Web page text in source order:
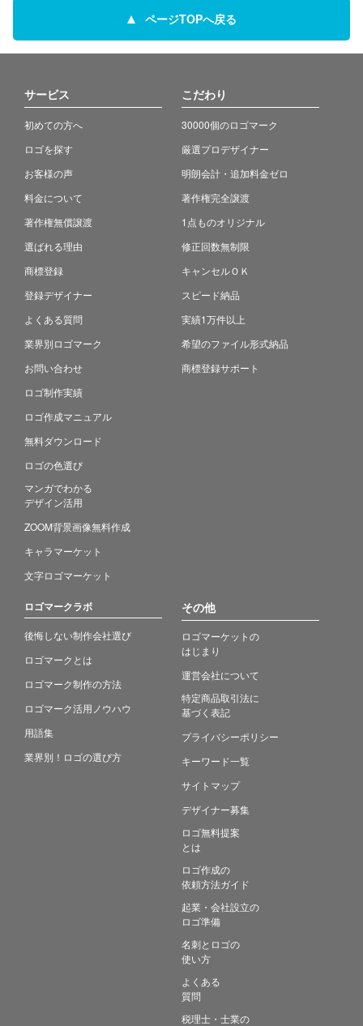
ページTOPへ戻る
サービス
初めての方へ
ロゴを探す
お客様の声
料金について
著作権無償譲渡
選ばれる理由
商標登録
登録デザイナー
よくある質問
業界別ロゴマーク
お問い合わせ
ロゴ制作実績
ロゴ作成マニュアル
無料ダウンロード
ロゴの色選び
マンガでわかる
デザイン活用
ZOOM背景画像無料作成
キャラマーケット
文字ロゴマーケット
こだわり
30000個のロゴマーク
厳選プロデザイナー
明朗会計・追加料金ゼロ
著作権完全譲渡
1点ものオリジナル
修正回数無制限
キャンセルＯＫ
スピード納品
実績1万件以上
希望のファイル形式納品
商標登録サポート
ロゴマークラボ
後悔しない制作会社選び
ロゴマークとは
ロゴマーク制作の方法
ロゴマーク活用ノウハウ
用語集
業界別！ロゴの選び方
その他
ロゴマーケットの
はじまり
運営会社について
特定商品取引法に
基づく表記
プライバシーポリシー
キーワード一覧
サイトマップ
デザイナー募集
ロゴ無料提案
とは
ロゴ作成の
依頼方法ガイド
起業・会社設立の
ロゴ準備
名刺とロゴの
使い方
よくある
質問
税理士・士業の